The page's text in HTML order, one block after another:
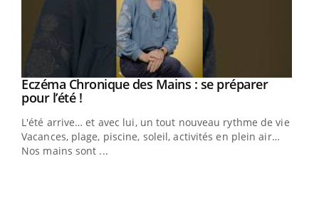
Youtube
Eczéma Chronique des Mains : se préparer
pour l’été !Youtube
L'été arrive… et avec lui, un tout nouveau rythme de vie !
Vacances, plage, piscine, soleil, activités en plein air…
Nos mains sont ...